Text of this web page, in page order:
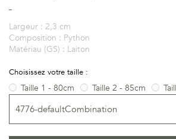
Largeur : 2,3 cm
Composition : Python
Matériau (GS) : Laiton
Choisissez votre taille :
Taille 1 - 80cm Taille 2 - 85cm